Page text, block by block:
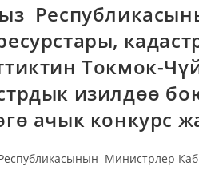
Токмок-
изилдөө
ачык конкурс
Министрлер